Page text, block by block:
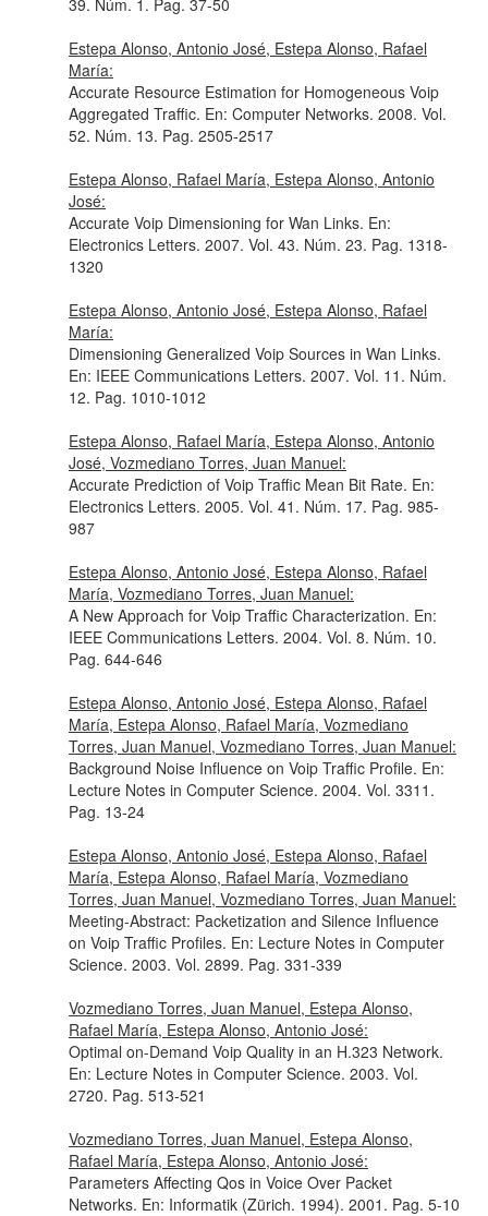
39. Núm. 1. Pag. 37-50
Estepa Alonso, Antonio José, Estepa Alonso, Rafael
María:
Accurate Resource Estimation for Homogeneous Voip
Aggregated Traffic. En: Computer Networks. 2008. Vol.
52. Núm. 13. Pag. 2505-2517
Estepa Alonso, Rafael María, Estepa Alonso, Antonio
José:
Accurate Voip Dimensioning for Wan Links. En:
Electronics Letters. 2007. Vol. 43. Núm. 23. Pag. 1318-
1320
Estepa Alonso, Antonio José, Estepa Alonso, Rafael
María:
Dimensioning Generalized Voip Sources in Wan Links.
En: IEEE Communications Letters. 2007. Vol. 11. Núm.
12. Pag. 1010-1012
Estepa Alonso, Rafael María, Estepa Alonso, Antonio
José, Vozmediano Torres, Juan Manuel:
Accurate Prediction of Voip Traffic Mean Bit Rate. En:
Electronics Letters. 2005. Vol. 41. Núm. 17. Pag. 985-
987
Estepa Alonso, Antonio José, Estepa Alonso, Rafael
María, Vozmediano Torres, Juan Manuel:
A New Approach for Voip Traffic Characterization. En:
IEEE Communications Letters. 2004. Vol. 8. Núm. 10.
Pag. 644-646
Estepa Alonso, Antonio José, Estepa Alonso, Rafael
María, Estepa Alonso, Rafael María, Vozmediano
Torres, Juan Manuel, Vozmediano Torres, Juan Manuel:
Background Noise Influence on Voip Traffic Profile. En:
Lecture Notes in Computer Science. 2004. Vol. 3311.
Pag. 13-24
Estepa Alonso, Antonio José, Estepa Alonso, Rafael
María, Estepa Alonso, Rafael María, Vozmediano
Torres, Juan Manuel, Vozmediano Torres, Juan Manuel:
Meeting-Abstract: Packetization and Silence Influence
on Voip Traffic Profiles. En: Lecture Notes in Computer
Science. 2003. Vol. 2899. Pag. 331-339
Vozmediano Torres, Juan Manuel, Estepa Alonso,
Rafael María, Estepa Alonso, Antonio José:
Optimal on-Demand Voip Quality in an H.323 Network.
En: Lecture Notes in Computer Science. 2003. Vol.
2720. Pag. 513-521
Vozmediano Torres, Juan Manuel, Estepa Alonso,
Rafael María, Estepa Alonso, Antonio José:
Parameters Affecting Qos in Voice Over Packet
Networks. En: Informatik (Zürich. 1994). 2001. Pag. 5-10